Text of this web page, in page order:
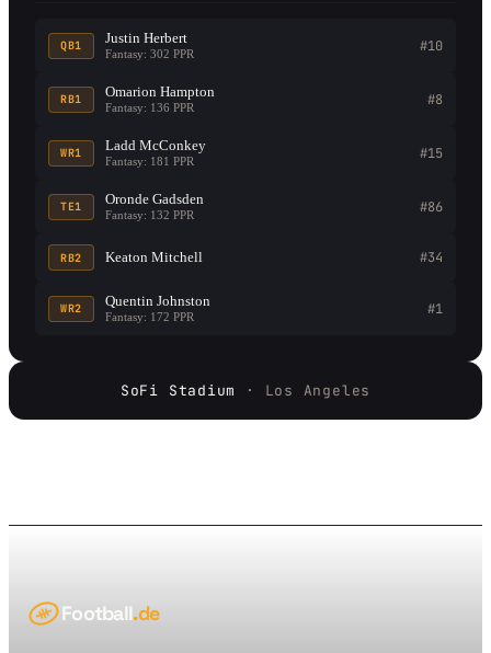
QB1 Justin Herbert
Fantasy: 302 PPR #10
RB1 Omarion Hampton
Fantasy: 136 PPR #8
WR1 Ladd McConkey
Fantasy: 181 PPR #15
TE1 Oronde Gadsden
Fantasy: 132 PPR #86
RB2 Keaton Mitchell #34
WR2 Quentin Johnston
Fantasy: 172 PPR #1
SoFi Stadium · Los Angeles
Football.de